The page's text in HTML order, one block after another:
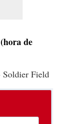
de
Soldier Field